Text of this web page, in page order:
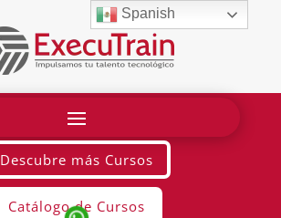
Descubre más Cursos
Catálogo de Cursos
Spanish